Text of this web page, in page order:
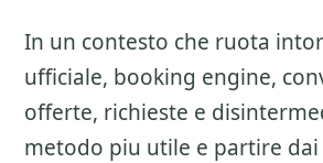
In un contesto che ruota
ufficiale, booking engine,
offerte, richieste e
metodo piu utile e partire dai